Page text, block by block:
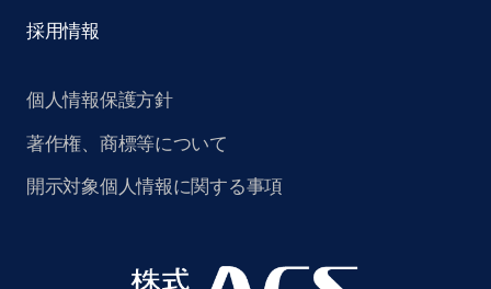
採用情報
個人情報保護方針
著作権、商標等について
開示対象個人情報に関する事項